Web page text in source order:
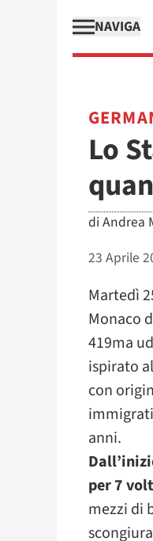
NAVIGA
Lo
di Andrea
23 Aprile
Martedì
Monaco
419ma
ispirato
con
anni.
per 7
mezzi di